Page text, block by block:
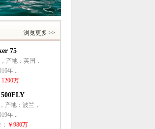
浏览更多 >>
75
产地：英国，
年...
1200万
产地：波兰，
年...
￥980万